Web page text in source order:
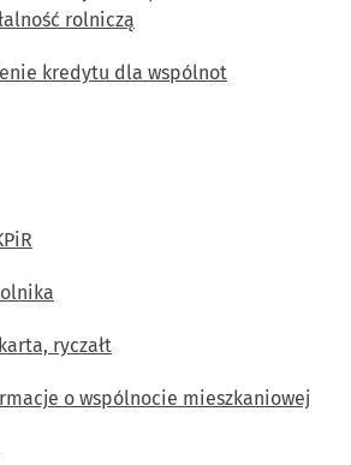
rolniczą
kredytu dla wspólnot
ryczałt
o wspólnocie mieszkaniowej